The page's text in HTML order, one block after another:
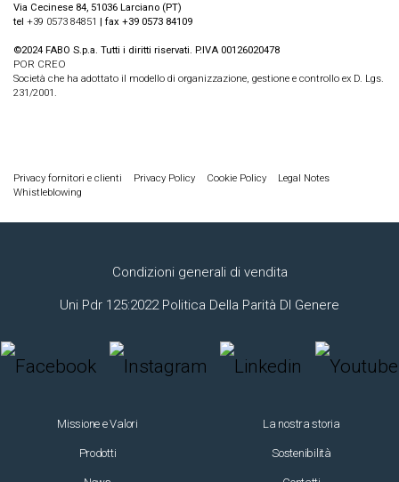
Via Cecinese 84, 51036 Larciano (PT)
tel +39 0573 84851 | fax +39 0573 84109
©2024 FABO S.p.a. Tutti i diritti riservati. P.IVA 00126020478
POR CREO
Società che ha adottato il modello di organizzazione, gestione e controllo ex D. Lgs.
231/2001.
Privacy fornitori e clienti Privacy Policy Cookie Policy
Legal Notes
Whistleblowing
Condizioni generali di vendita
Uni Pdr 125:2022 Politica Della Parità DI Genere
Missione e Valori La nostra storia
Prodotti Sostenibilità